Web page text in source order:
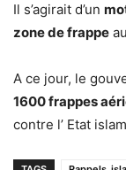
Il s’agirait d’un
zone de frappe
A ce jour, le
1600 frappes
contre l’ Etat